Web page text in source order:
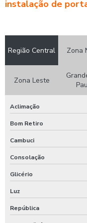
Cancela automática ppa
Motor para porta de vidro
Porta antipânico
Porta antipânico 2 folhas
Porta antipânico de vidro
Porta automática com sensor
Porta com fechamento
Porta de vidro shopping
Porta de vidro telescópica
Porta hermética
instalação de
Região Central Zona
Zona Leste
Aclimação
Bom Retiro
Cambuci
Consolação
Glicério
Luz
República